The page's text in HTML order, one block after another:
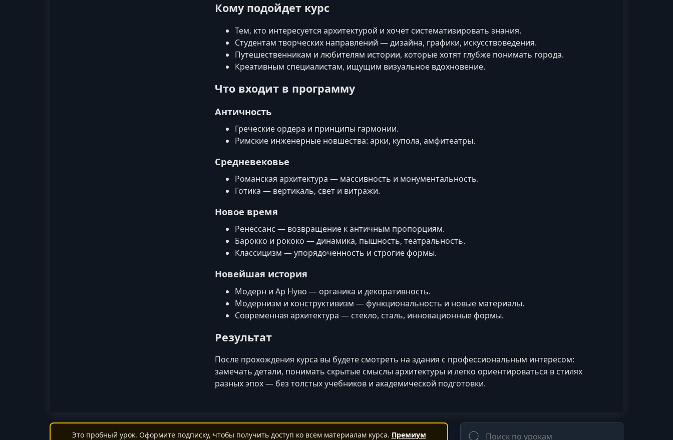
Кому подойдет курс
Тем, кто интересуется архитектурой и хочет систематизировать знания.
Студентам творческих направлений — дизайна, графики, искусствоведения.
Путешественникам и любителям истории, которые хотят глубже понимать города.
Креативным специалистам, ищущим визуальное вдохновение.
Что входит в программу
Античность
Греческие ордера и принципы гармонии.
Римские инженерные новшества: арки, купола, амфитеатры.
Средневековье
Романская архитектура — массивность и монументальность.
Готика — вертикаль, свет и витражи.
Новое время
Ренессанс — возвращение к античным пропорциям.
Барокко и рококо — динамика, пышность, театральность.
Классицизм — упорядоченность и строгие формы.
Новейшая история
Модерн и Ар Нуво — органика и декоративность.
Модернизм и конструктивизм — функциональность и новые материалы.
Современная архитектура — стекло, сталь, инновационные формы.
Результат
После прохождения курса вы будете смотреть на здания с профессиональным интересом:
замечать детали, понимать скрытые смыслы архитектуры и легко ориентироваться в стилях
разных эпох — без толстых учебников и академической подготовки.
Это пробный урок. Оформите подписку, чтобы получить доступ ко всем материалам курса. Премиум
Поиск